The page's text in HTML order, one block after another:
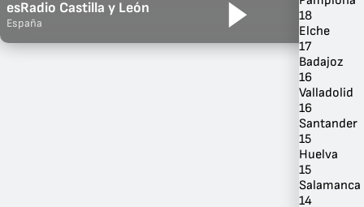
Ubicación
esRadio Castilla y León
España
18
Elche
17
Badajoz
16
Valladolid
16
Santander
15
Huelva
15
Salamanca
14